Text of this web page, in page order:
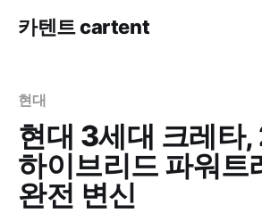
카텐트 cartent
현대
현대 3세대 크레타
하이브리드 파워트
완전 변신